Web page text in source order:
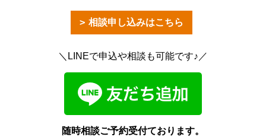
相談申し込みはこちら
＼LINEで申込や相談も可能です♪／
随時相談ご予約受付ております。